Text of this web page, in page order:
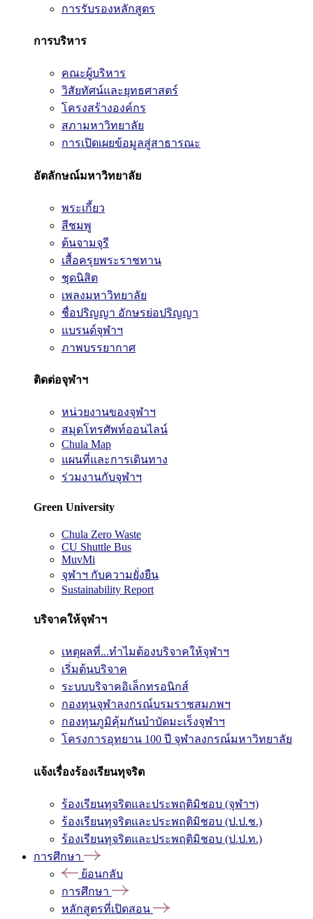
การรับรองหลักสูตร
การบริหาร
คณะผู้บริหาร
วิสัยทัศน์และยุทธศาสตร์
โครงสร้างองค์กร
สภามหาวิทยาลัย
การเปิดเผยข้อมูลสู่สาธารณะ
อัตลักษณ์มหาวิทยาลัย
พระเกี้ยว
สีชมพู
ต้นจามจุรี
เสื้อครุยพระราชทาน
ชุดนิสิต
เพลงมหาวิทยาลัย
ชื่อปริญญา อักษรย่อปริญญา
แบรนด์จุฬาฯ
ภาพบรรยากาศ
ติดต่อจุฬาฯ
หน่วยงานของจุฬาฯ
สมุดโทรศัพท์ออนไลน์
Chula Map
แผนที่และการเดินทาง
ร่วมงานกับจุฬาฯ
Green University
Chula Zero Waste
CU Shuttle Bus
MuvMi
จุฬาฯ กับความยั่งยืน
Sustainability Report
บริจาคให้จุฬาฯ
เหตุผลที่...ทำไมต้องบริจาคให้จุฬาฯ
เริ่มต้นบริจาค
ระบบบริจาคอิเล็กทรอนิกส์
กองทุนจุฬาลงกรณ์บรมราชสมภพฯ
กองทุนภูมิคุ้มกันบำบัดมะเร็งจุฬาฯ
โครงการอุทยาน 100 ปี จุฬาลงกรณ์มหาวิทยาลัย
แจ้งเรื่องร้องเรียนทุจริต
ร้องเรียนทุจริตและประพฤติมิชอบ (จุฬาฯ)
ร้องเรียนทุจริตและประพฤติมิชอบ (ป.ป.ช.)
ร้องเรียนทุจริตและประพฤติมิชอบ (ป.ป.ท.)
การศึกษา
ย้อนกลับ
การศึกษา
หลักสูตรที่เปิดสอน